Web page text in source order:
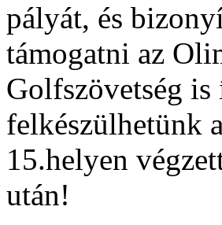
pályát, és
támogatni az
Golfszövetség
felkészülhetünk
15.helyen
után!